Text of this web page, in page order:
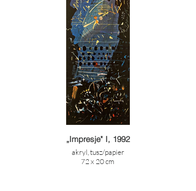
„Impresje" I, 1992
akryl, tusz/papier
72 x 20 cm